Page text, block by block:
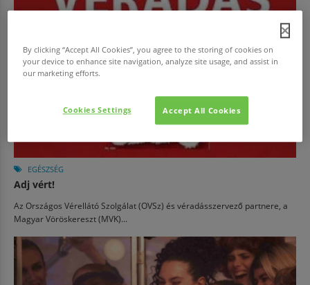
EGÉSZSÉG
Adj vért!
Az Országos Vérellátó Szolgálat (OVSz) és véradásszervező partnere, a
Magyar Vöröskereszt (MVK)...
By clicking “Accept All Cookies”, you agree to the storing of cookies on
your device to enhance site navigation, analyze site usage, and assist in
our marketing efforts.
Accept All Cookies
Cookies Settings